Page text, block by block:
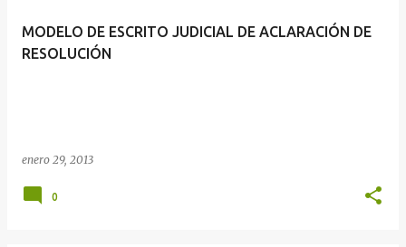
MODELO DE ESCRITO JUDICIAL DE ACLARACIÓN DE
RESOLUCIÓN
enero 29, 2013
0